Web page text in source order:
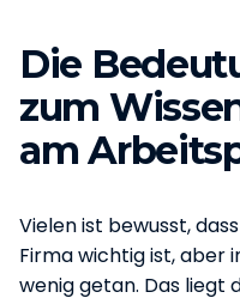
Die
zum
am
Vielen ist bewusst,
Firma wichtig ist, aber
wenig getan. Das liegt